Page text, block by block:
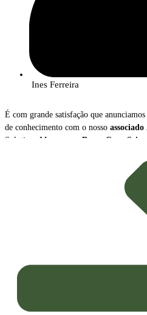
Ines Ferreira
É com grande satisfação que
de conhecimento com o nosso associado
Solutions Manager na Bayer Crop
Durante o encontro, António Villalobos
que o
atravessar, destacando dois vetores de
do futuro: o crescimento das
agrícola, impulsionado pela necessidade
eficiência: